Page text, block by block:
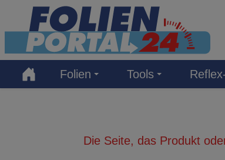
Hauptregion der Seite anspringen
Folien Tools
Die Seite, das Produkt